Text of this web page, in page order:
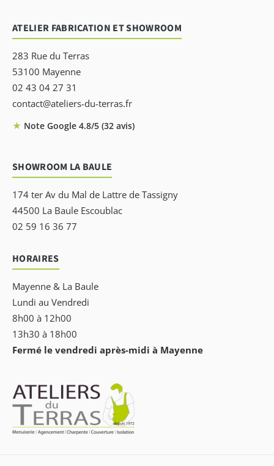
ATELIER FABRICATION ET SHOWROOM
283 Rue du Terras
53100 Mayenne
02 43 04 27 31
contact@ateliers-du-terras.fr
★ Note Google 4.8/5 (32 avis)
SHOWROOM LA BAULE
174 ter Av du Mal de Lattre de Tassigny
44500 La Baule Escoublac
02 59 16 36 77
HORAIRES
Mayenne & La Baule
Lundi au Vendredi
8h00 à 12h00
13h30 à 18h00
Fermé le vendredi après-midi à Mayenne